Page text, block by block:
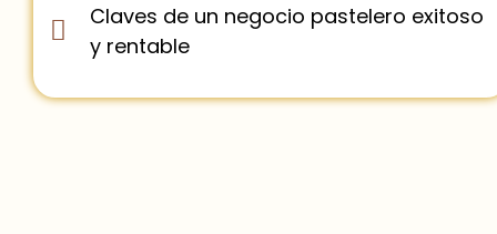
Claves de un negocio pastelero exitoso
y rentable